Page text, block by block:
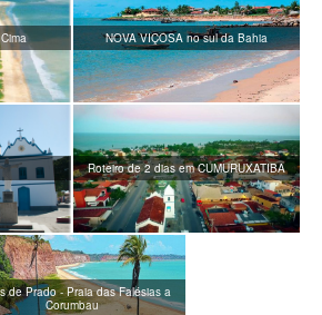
NOVA VIÇOSA no sul da Bahia
Roteiro de 2 dias em CUMURUXATIBA
de Prado - Praia das Falésias a
Corumbau